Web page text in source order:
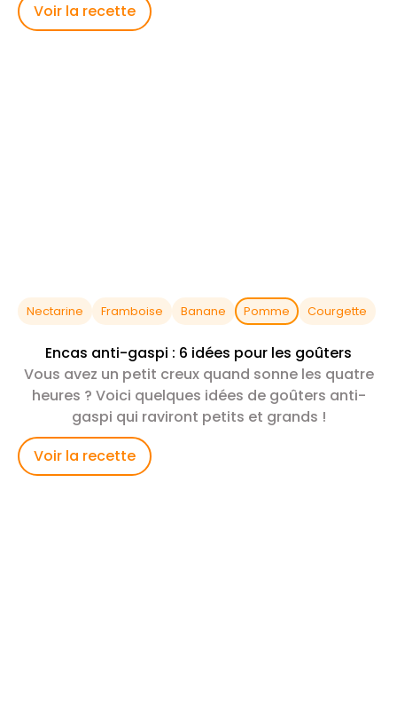
Voir la recette
Nectarine Framboise Banane Pomme Courgette
Encas anti-gaspi : 6 idées pour les goûters
Vous avez un petit creux quand sonne les quatre
heures ? Voici quelques idées de goûters anti-
gaspi qui raviront petits et grands !
Voir la recette